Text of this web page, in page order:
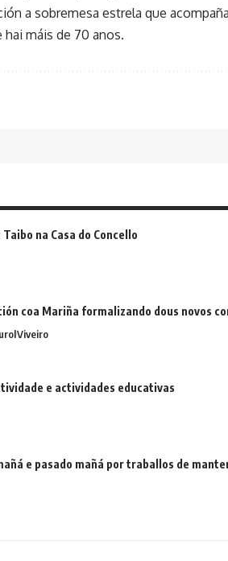
a sobremesa estrela que
hai máis de 70 anos.
na Casa do Concello
coa Mariña formalizando dous novos
Viveiro
e actividades educativas
e pasado mañá por traballos de